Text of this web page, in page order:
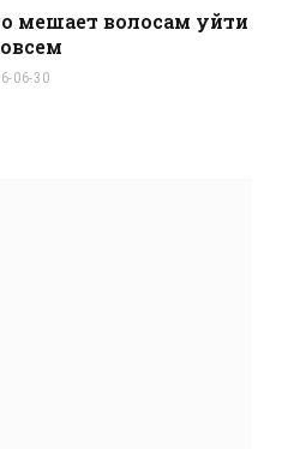
мешает волосам уйти
06-30